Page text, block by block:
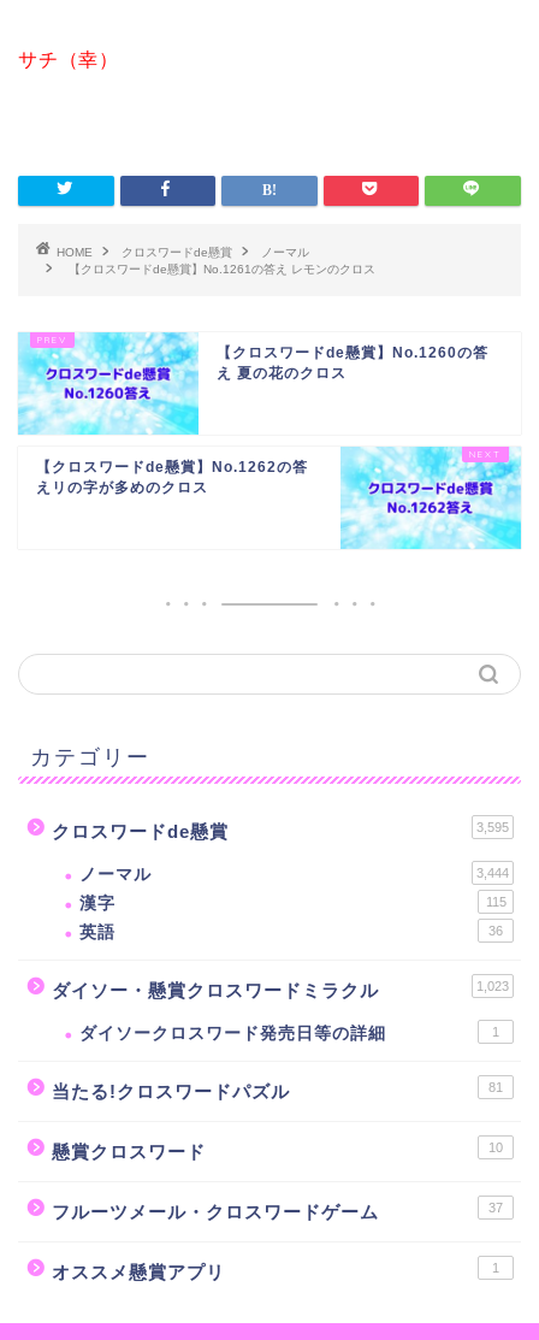
サチ（幸）
HOME クロスワードde懸賞
ノーマル
【クロスワードde懸賞】No.1261の答え レモンのクロス
【クロスワードde懸賞】No.1260の答
え 夏の花のクロス
【クロスワードde懸賞】No.1262の答
えリの字が多めのクロス
カテゴリー
クロスワードde懸賞 3,595
ノーマル 3,444
漢字 115
英語 36
ダイソー・懸賞クロスワードミラクル 1,023
ダイソークロスワード発売日等の詳細 1
当たる!クロスワードパズル 81
懸賞クロスワード 10
フルーツメール・クロスワードゲーム 37
オススメ懸賞アプリ 1